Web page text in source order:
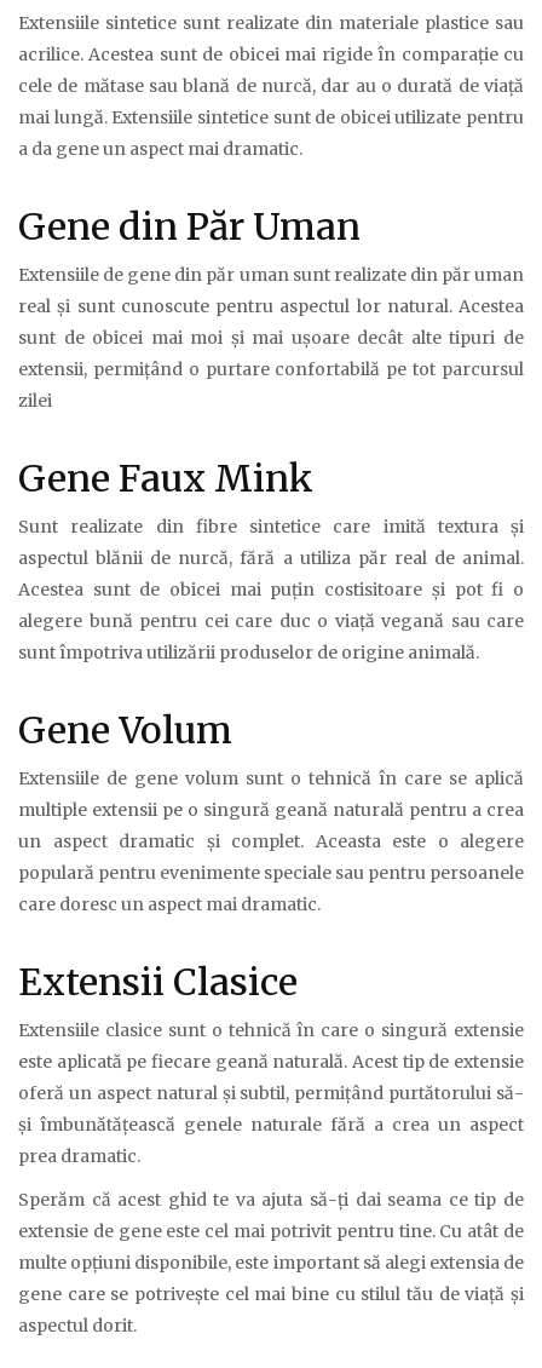
Extensiile sintetice sunt realizate din materiale plastice sau
acrilice. Acestea sunt de obicei mai rigide în comparație cu
cele de mătase sau blană de nurcă, dar au o durată de viață
mai lungă. Extensiile sintetice sunt de obicei utilizate pentru
a da gene un aspect mai dramatic.
Gene din Păr Uman
Extensiile de gene din păr uman sunt realizate din păr uman
real și sunt cunoscute pentru aspectul lor natural. Acestea
sunt de obicei mai moi și mai ușoare decât alte tipuri de
extensii, permițând o purtare confortabilă pe tot parcursul
zilei
Gene Faux Mink
Sunt realizate din fibre sintetice care imită textura și
aspectul blănii de nurcă, fără a utiliza păr real de animal.
Acestea sunt de obicei mai puțin costisitoare și pot fi o
alegere bună pentru cei care duc o viață vegană sau care
sunt împotriva utilizării produselor de origine animală.
Gene Volum
Extensiile de gene volum sunt o tehnică în care se aplică
multiple extensii pe o singură geană naturală pentru a crea
un aspect dramatic și complet. Aceasta este o alegere
populară pentru evenimente speciale sau pentru persoanele
care doresc un aspect mai dramatic.
Extensii Clasice
Extensiile clasice sunt o tehnică în care o singură extensie
este aplicată pe fiecare geană naturală. Acest tip de extensie
oferă un aspect natural și subtil, permițând purtătorului să-
și îmbunătățească genele naturale fără a crea un aspect
prea dramatic.
Sperăm că acest ghid te va ajuta să-ți dai seama ce tip de
extensie de gene este cel mai potrivit pentru tine. Cu atât de
multe opțiuni disponibile, este important să alegi extensia de
gene care se potrivește cel mai bine cu stilul tău de viață și
aspectul dorit.